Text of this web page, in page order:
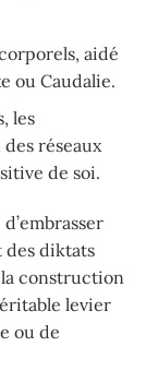
aidé
ou Caudalie.
les
réseaux
de soi.
des diktats
construction
levier
ou de